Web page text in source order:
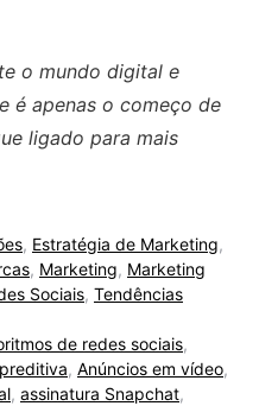
o mundo digital e
é apenas o começo de
ligado para mais
, Estratégia de Marketing,
, Marketing, Marketing
Sociais, Tendências
de redes sociais,
, Anúncios em vídeo,
, assinatura Snapchat,